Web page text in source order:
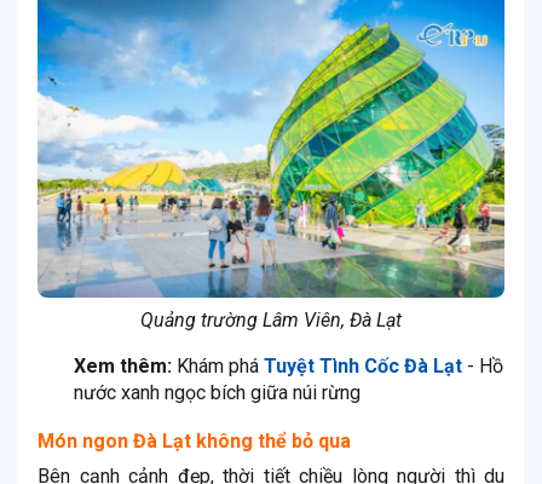
Quảng trường Lâm Viên, Đà Lạt
Xem thêm: Khám phá Tuyệt Tình Cốc Đà Lạt - Hồ
nước xanh ngọc bích giữa núi rừng
Món ngon Đà Lạt không thể bỏ qua
Bên cạnh cảnh đẹp, thời tiết chiều lòng người thì du